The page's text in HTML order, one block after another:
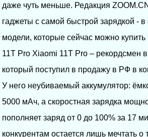
даже чуть меньше. Редакция
гаджеты с самой быстрой зарядкой - в
модели, которые сейчас можно
11T Pro Xiaomi 11T Pro – рекордсмен
который поступил в продажу в РФ в
У него неубиваемый аккумулятор:
5000 мАч, а скоростная зарядка
пополняет заряд от 0 до 100% за 17
конкурентам остается лишь мечтать о